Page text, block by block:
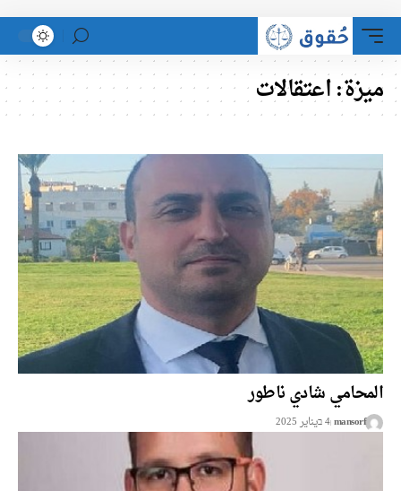
ميزة:اعتقالات
المحامي شادي ناطور
mansorf4 בيناير 2025